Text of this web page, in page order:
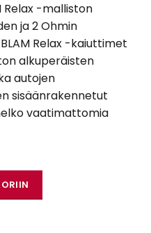
Relax -malliston
ja 2 Ohmin
Relax -kaiuttimet
alkuperäisten
autojen
sisäänrakennetut
vaatimattomia